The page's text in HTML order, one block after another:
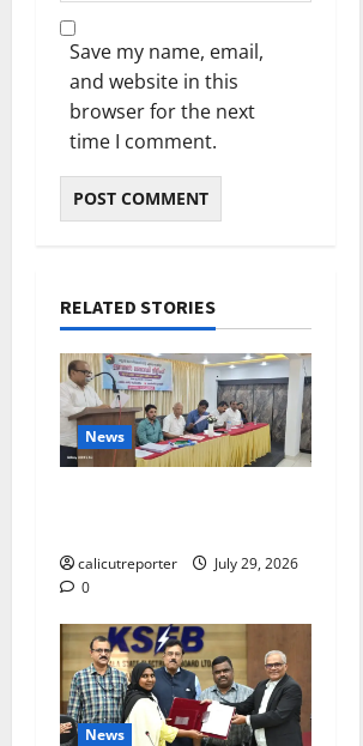
Save my name, email,
and website in this
browser for the next
time I comment.
RELATED STORIES
News
calicutreporter
July 29, 2026
0
News